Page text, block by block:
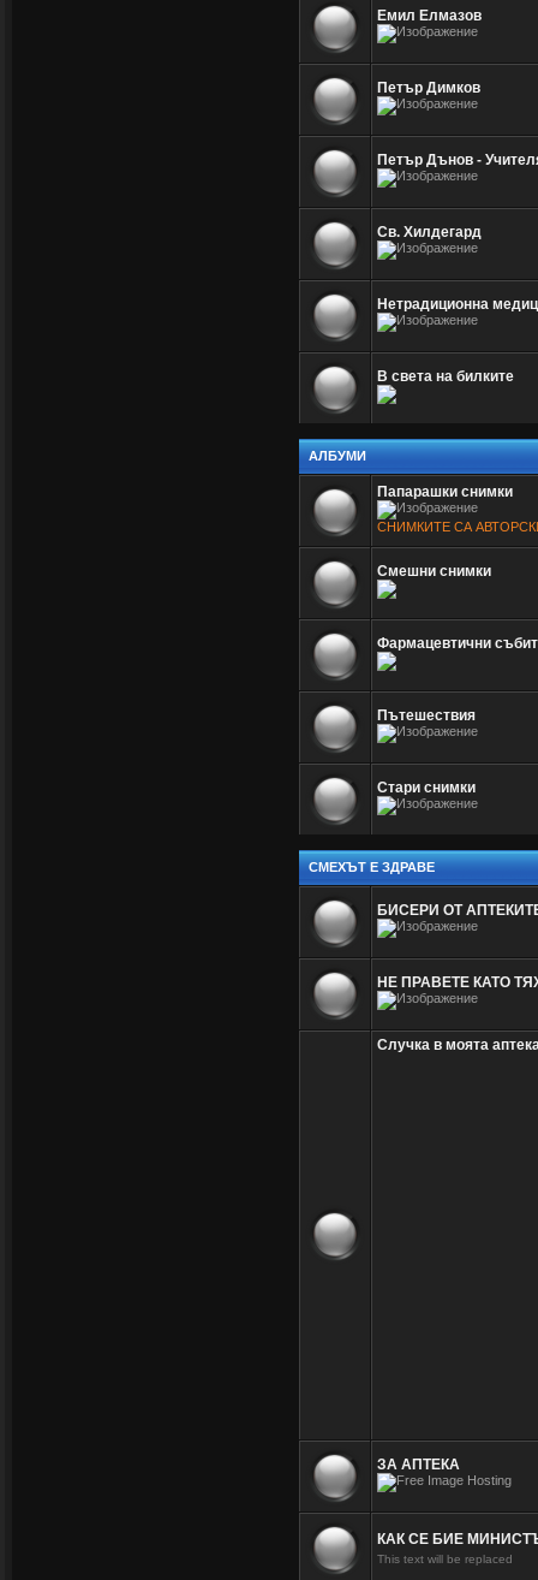
Емил Елмазов
Петър Димков
Петър Дънов -
Св. Хилдегард
Нетрадиционна
В света на билките
АЛБУМИ
Папарашки снимки
СНИМКИТЕ СА
Смешни снимки
Фармацевтични
Пътешествия
Стари снимки
СМЕХЪТ Е ЗДРАВЕ
БИСЕРИ ОТ
НЕ ПРАВЕТЕ КАТО
Случка в моята
ЗА АПТЕКА
КАК СЕ БИЕ
This text will be replaced